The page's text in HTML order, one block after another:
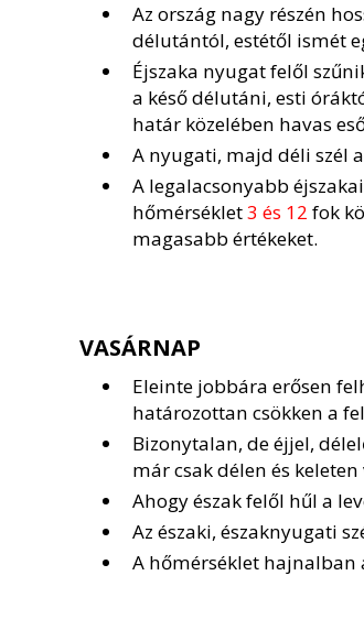
Az ország nagy részén
délutántól, estétől ismét
Éjszaka nyugat felől
a késő délutáni, esti
határ közelében havas
A nyugati, majd déli szél
A legalacsonyabb
hőmérséklet3 és 12 fok
magasabb értékeket.
VASÁRNAP
Eleinte jobbára erősen
határozottan csökken a
Bizonytalan, de éjjel,
már csak délen és
Ahogy észak felől hűl a
Az északi, északnyugati
A hőmérséklet hajnalban